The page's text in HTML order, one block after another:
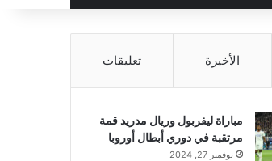
عن
الأخيرة تعليقات
مباراة ليفربول وريال مدريد قمة
مرتقبة في دوري أبطال أوروبا
نوفمبر 27, 2024